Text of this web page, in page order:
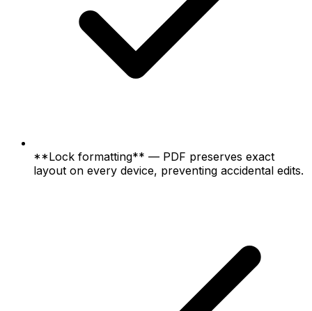
**Lock formatting** — PDF preserves exact
layout on every device, preventing accidental edits.